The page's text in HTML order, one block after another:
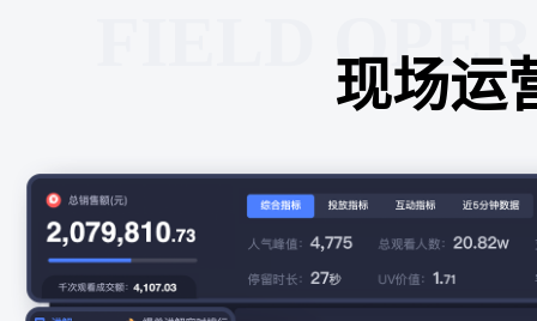
FIELD
现场运